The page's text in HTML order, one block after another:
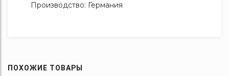
Производство: Германия
ПОХОЖИЕ ТОВАРЫ